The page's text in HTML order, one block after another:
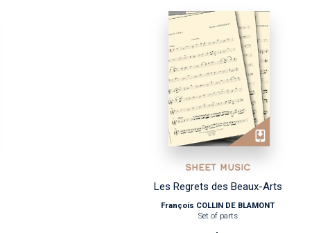
SHEET MUSIC
Les Regrets des Beaux-Arts
François COLLIN DE BLAMONT
Set of parts